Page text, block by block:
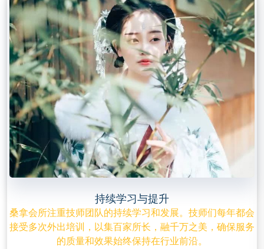
持续学习与提升
桑拿会所注重技师团队的持续学习和发展。技师们每年都会
接受多次外出培训，以集百家所长，融千万之美，确保服务
的质量和效果始终保持在行业前沿。